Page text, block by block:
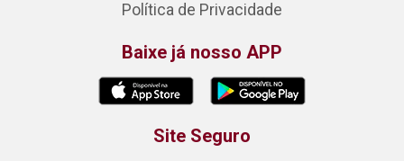
Política de Privacidade
Baixe já nosso APP
Site Seguro